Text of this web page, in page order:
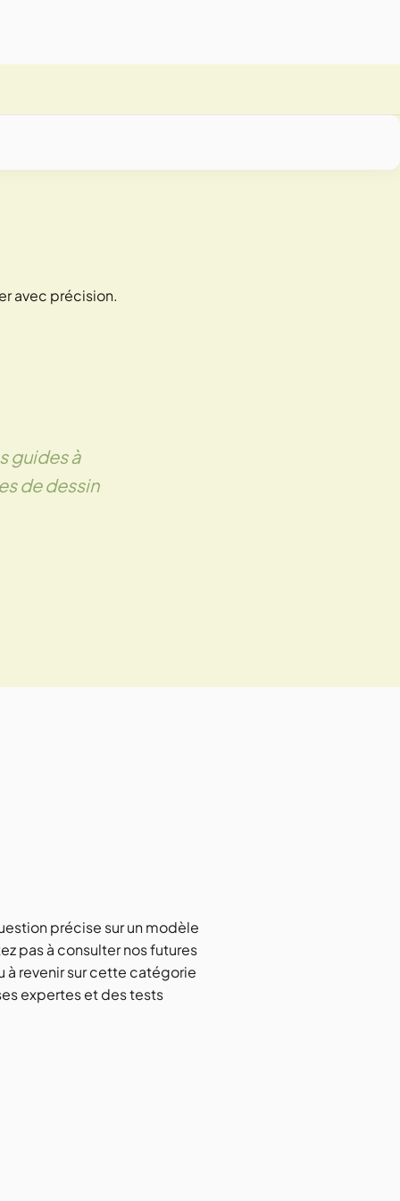
avec précision.
guides à
de dessin
précise sur un modèle
pas à consulter nos futures
à revenir sur cette catégorie
expertes et des tests